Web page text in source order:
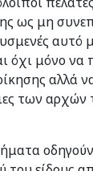
ως μη
αυτό
όχι μόνο να
αλλά
των αρχών